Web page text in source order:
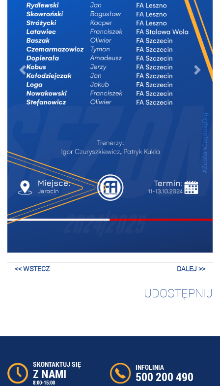
wstecz dalej
<< WSTECZ DALEJ >>
UDOSTĘPNIJ
SKONTAKTUJ SIĘ
Z NAMI
8:00-15:00
INFOLINIA
500 200 490